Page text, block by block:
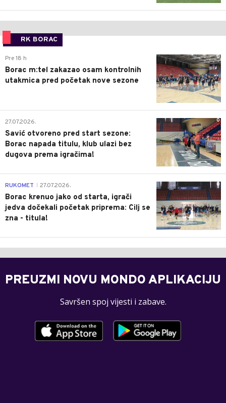
RK BORAC
0
Pre 18 h
Borac m:tel zakazao osam kontrolnih
utakmica pred početak nove sezone
0
27.07.2026.
Savić otvoreno pred start sezone:
Borac napada titulu, klub ulazi bez
dugova prema igračima!
0
RUKOMET 27.07.2026.
Borac krenuo jako od starta, igrači
jedva dočekali početak priprema: Cilj se
zna - titula!
PREUZMI NOVU MONDO APLIKACIJU
Savršen spoj vijesti i zabave.